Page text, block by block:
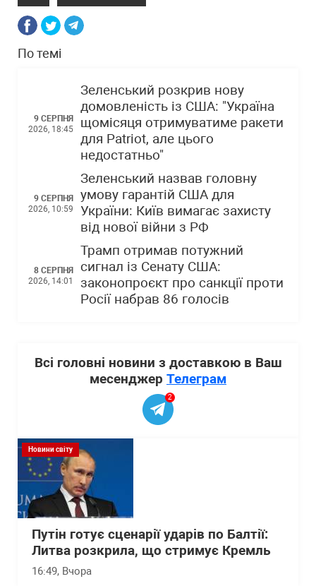
По темі
9 СЕРПНЯ
2026, 18:45
Зеленський розкрив нову
домовленість із США: "Україна
щомісяця отримуватиме ракети
для Patriot, але цього
недостатньо"
9 СЕРПНЯ
2026, 10:59
Зеленський назвав головну
умову гарантій США для
України: Київ вимагає захисту
від нової війни з РФ
8 СЕРПНЯ
2026, 14:01
Трамп отримав потужний
сигнал із Сенату США:
законопроєкт про санкції проти
Росії набрав 86 голосів
Всі головні новини з доставкою в Ваш
месенджер Телеграм
2
Новини світу
Путін готує сценарії ударів по Балтії:
Литва розкрила, що стримує Кремль
16:49, Вчора